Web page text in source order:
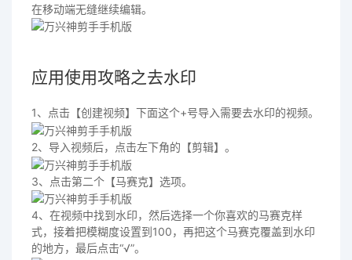
在移动端无缝继续编辑。
应用使用攻略之去水印
1、点击【创建视频】下面这个+号导入需要去水印的视频。
2、导入视频后，点击左下角的【剪辑】。
3、点击第二个【马赛克】选项。
4、在视频中找到水印，然后选择一个你喜欢的马赛克样
式，接着把模糊度设置到100，再把这个马赛克覆盖到水印
的地方，最后点击“√”。